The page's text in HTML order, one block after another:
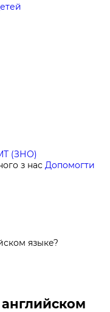
(ЗНО)
з нас Допомогти
языке?